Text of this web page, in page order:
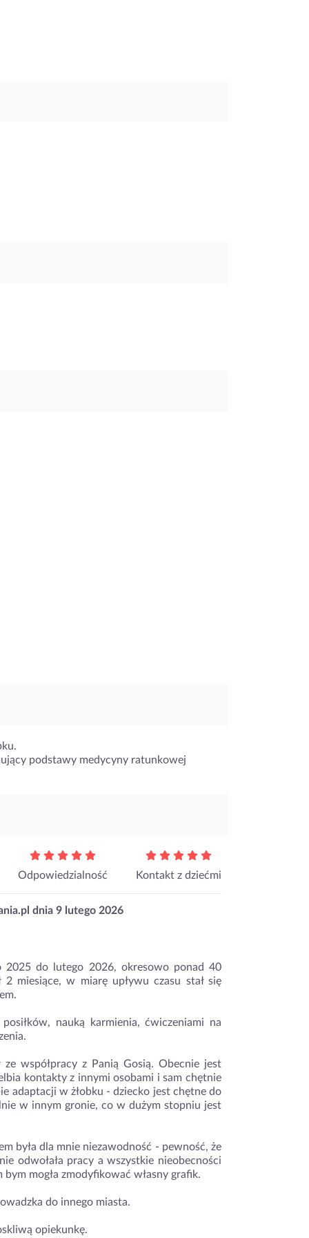
podstawy medycyny ratunkowej
Odpowiedzialność Kontakt z dziećmi
dnia 9 lutego 2026
2025 do lutego 2026, okresowo ponad 40
miesiące, w miarę upływu czasu stał się
nauką karmienia, ćwiczeniami na
współpracy z Panią Gosią. Obecnie jest
kontakty z innymi osobami i sam chętnie
adaptacji w żłobku - dziecko jest chętne do
w innym gronie, co w dużym stopniu jest
była dla mnie niezawodność - pewność, że
odwołała pracy a wszystkie nieobecności
mogła zmodyfikować własny grafik.
do innego miasta.
opiekunkę.